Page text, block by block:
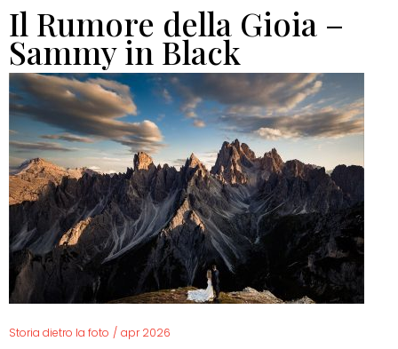
Il Rumore della Gioia –
Sammy in Black
Storia dietro la foto / apr 2026